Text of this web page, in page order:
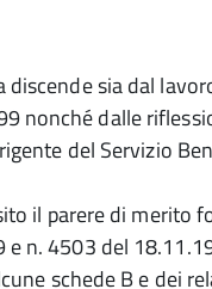
discende sia dal
nonché dalle
del Servizio
il parere di merito
n. 4503 del
schede B e dei